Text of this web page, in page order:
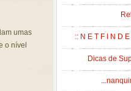
umas
o nível
:: N E T F I N D
Dicas de